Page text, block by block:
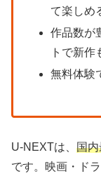
て楽しめ
作品数が
トで新作
無料体験
U-NEXTは、 国
です。映画・ド